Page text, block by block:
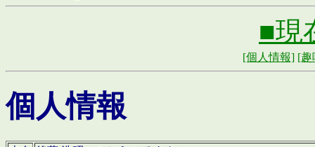
■現
[個人情報] [趣
個人情報